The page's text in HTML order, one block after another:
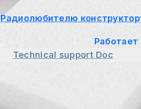
Радиолюбителю
Работает
Technical support Doc